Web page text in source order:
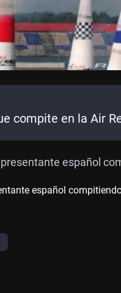
compite en la Air
español
español